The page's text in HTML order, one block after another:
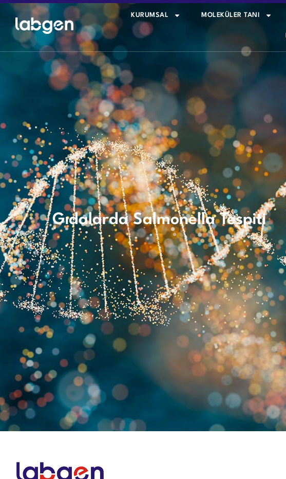
KURUMSAL MOLEKÜLER TANI
Gıdalarda Salmonella Tespiti